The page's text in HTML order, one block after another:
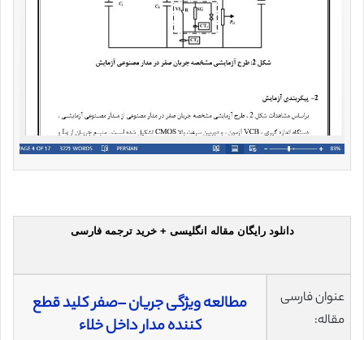
دانلود رایگان مقاله انگلیسی + خرید ترجمه فارسی
عنوان فارسی
مقاله:
مطالعه ویژگی جریان –صفر کلید قطع
کننده مدار داخل خلاء